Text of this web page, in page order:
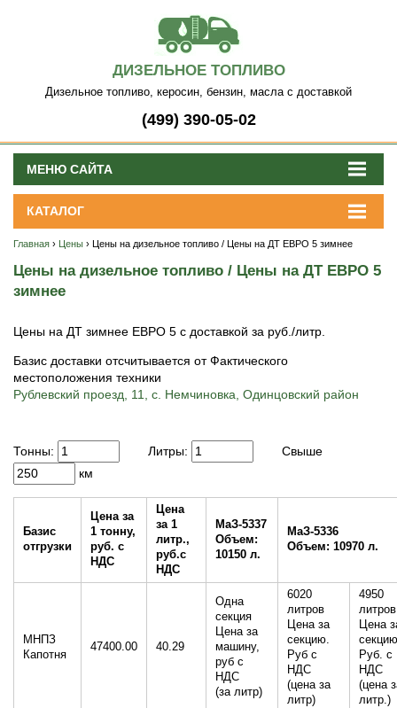
ДИЗЕЛЬНОЕ ТОПЛИВО
Дизельное топливо, керосин, бензин, масла с доставкой
(499) 390-05-02
МЕНЮ САЙТА
КАТАЛОГ
Главная › Цены › Цены на дизельное топливо / Цены на ДТ ЕВРО 5 зимнее
Цены на дизельное топливо / Цены на ДТ ЕВРО 5
зимнее
Цены на ДТ зимнее ЕВРО 5 с доставкой за руб./литр.
Базис доставки отсчитывается от Фактического
местоположения техники
Рублевский проезд, 11, с. Немчиновка, Одинцовский район
Тонны: Литры:
Свыше
км
Базис
отгрузки
Цена за
1 тонну,
руб. с
НДС
Цена
за 1
литр.,
руб.с
НДС
МаЗ-5337
Объем:
10150 л.
МаЗ-5336
Объем: 10970 л.
МНПЗ
Капотня
47400.00 40.29
Одна
секция
Цена за
машину,
руб с
НДС
(за литр)
6020
литров
Цена за
секцию.
Руб с
НДС
(цена за
литр)
4950
литров
Цена
секцию
Руб. с
НДС
(цена
литр.)